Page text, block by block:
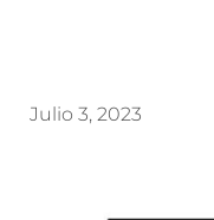
Julio 3, 2023